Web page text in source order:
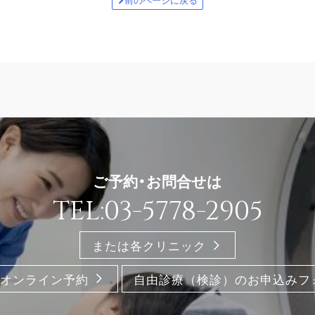
ご予約・お問合せは
TEL:03-5778-2905
または各クリニック
ンライン予約 自由診療（検診）のお申込みフ